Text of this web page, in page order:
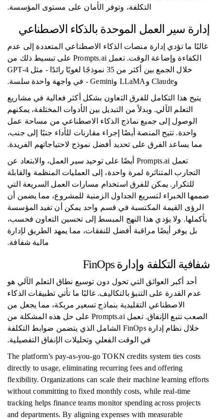
التكلفة، وتوفر الأمان على مستوى المؤسسة.
إدارة سير العمل الموحدة بالذكاء الاصطناعي
غالبًا ما تؤدي إدارة منصات الذكاء الاصطناعي المتعددة إلى عدم
الكفاءة وإضاعة الوقت. تعمل Prompts.ai على تبسيط ذلك من
خلال الجمع بين أكثر من 35 نموذجًا لغويًا رائدًا - مثل GPT-4
وClaude وLLaMA وGemini - في واجهة واحدة سلسة.
يتيح هذا التكامل للفرق التعاون بشكل أكثر فعالية في مشاريع
التعلم الآلي. وبدلاً من التبديل بين الأدوات المختلفة، يمكنهم
الوصول إلى جميع نماذج الذكاء الاصطناعي من مساحة عمل
واحدة. تتيح المنصة أيضًا إجراء مقارنات للأداء جنبًا إلى جنب،
مما يساعد الفرق على تحديد أفضل نموذج لاحتياجاتهم الفريدة.
تعمل Prompts.ai أيضًا على توحيد سير العمل، والابتعاد عن
التجارب المتناثرة لمرة واحدة، إلى العمليات المنظمة والقابلة
للتكرار. يمكن للفرق استخدام مسارات العمل السريعة التي
صممها الخبراء لتسريع الجداول الزمنية للمشروع، مما يضمن أن
الرؤى القيمة المكتسبة في قسم واحد يمكن أن تفيد المؤسسة
بأكملها. ولا يؤدي هذا النهج المبسط إلى تحسين التعاون فحسب،
بل يوفر أيضًا مراقبة أفضل للنفقات، مما يمهد الطريق لإدارة
مالية شفافة.
شفافية التكلفة وإدارة FinOps
أحد أكبر العوائق التي تحول دون توسيع نطاق التعلم الآلي هو
عدم القدرة على التنبؤ بالتكاليف. غالبًا ما تأتي تطبيقات الذكاء
الاصطناعي التقليدية بنماذج تسعير مربكة، مما يجعل من
الصعب تتبع الإنفاق. تعمل Prompts.ai على حل هذه المشكلة من
خلال نظام إدارة FinOps الشامل الذي يتضمن ضوابط التكلفة
في الوقت الفعلي وتحليلات الإنفاق التفصيلية.
The platform’s pay-as-you-go TOKN credits system ties costs
directly to usage, eliminating recurring fees and offering
flexibility. Organizations can scale their machine learning efforts
without committing to fixed monthly costs, while real-time
tracking helps finance teams monitor spending across projects
and departments. By aligning expenses with measurable